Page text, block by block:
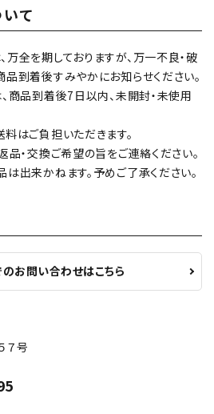
て
万全を期しておりますが、万一不良・破
品到着後すみやかにお知らせください。
、商品到着後7日以内、未開封・未使用
はご負担いただきます。
品・交換ご希望の旨をご連絡ください。
は出来かねます。予めご了承ください。
のお問い合わせはこちら
７号